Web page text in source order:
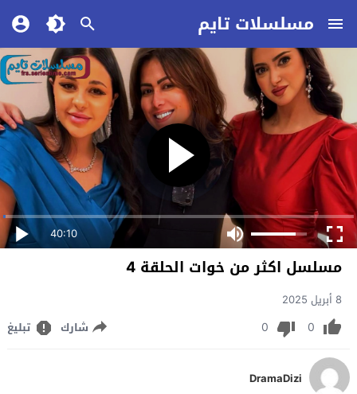
مسلسلات تايم
40:10
مسلسل اكثر من خوات الحلقة 4
8 أبريل 2025
0
0 شارك تبليغ
DramaDizi